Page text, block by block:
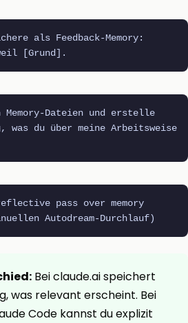
als Feedback-Memory:
[Grund].
Dateien und erstelle
was du über meine Arbeitsweise
pass over memory
Autodream-Durchlauf)
Bei claude.ai speichert
was relevant erscheint. Bei
Code kannst du explizit